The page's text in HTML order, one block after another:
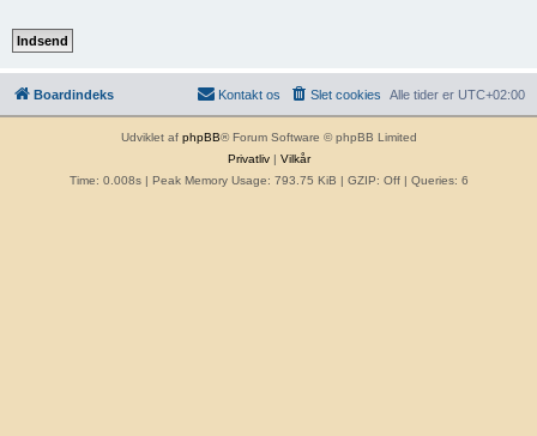
Boardindeks Alle tider er UTC+02:00
Slet cookies
Kontakt os
Udviklet af phpBB® Forum Software © phpBB Limited
Privatliv| Vilkår
Time: 0.008s| Peak Memory Usage: 793.75 KiB | GZIP: Off | Queries: 6